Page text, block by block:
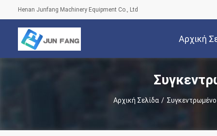
Henan Junfang Machinery Equipment Co., Ltd
Αρχική
Αρχική Σελίδα /